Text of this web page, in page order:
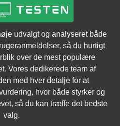
udvalgt og analyseret både
så du hurtigt
over de mest populære
Vores dedikerede team af
med hver detalje for at
hvor både styrker og
så du kan træffe det bedste
valg.